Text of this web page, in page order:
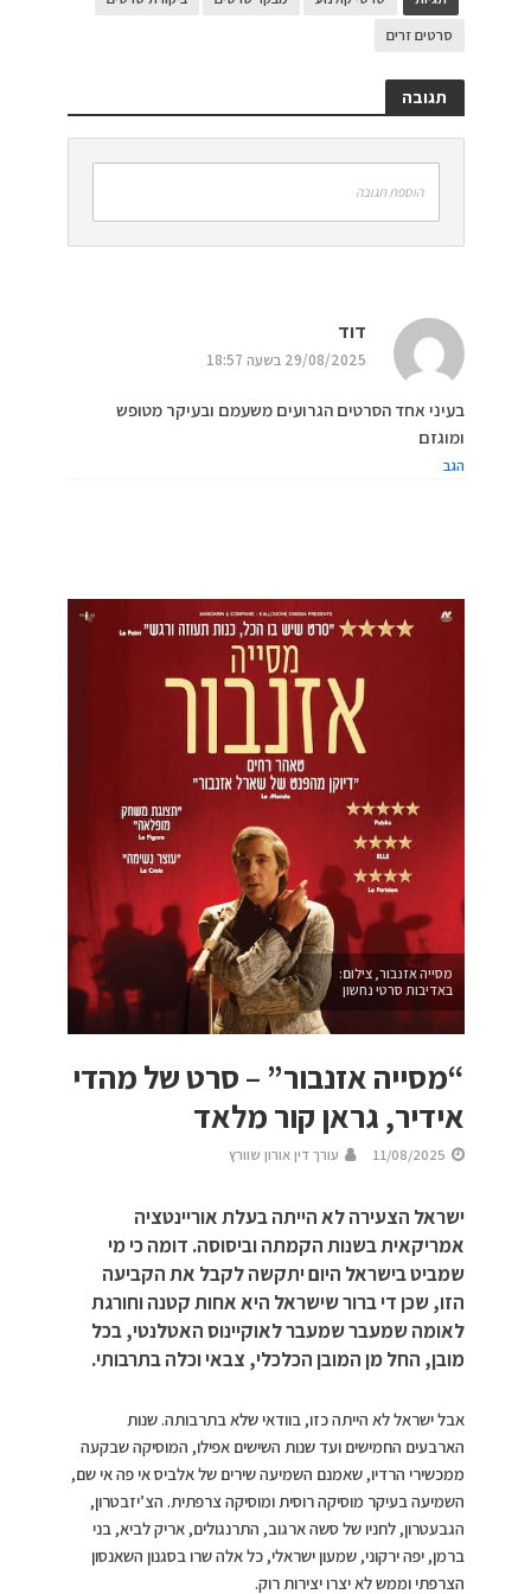
סרטים זרים
תגובה
הוספת תגובה
דוד
29/08/2025 בשעה 18:57
בעיני אחד הסרטים הגרועים משעמם ובעיקר מטופש
ומוגזם
הגב
מסייה אזנבור, צילום:
באדיבות סרטי נחשון
“מסייה אזנבור” – סרט של מהדי
אידיר, גראן קור מלאד
11/08/2025 עורך דין אורון שוורץ
ישראל הצעירה לא הייתה בעלת אוריינטציה
אמריקאית בשנות הקמתה וביסוסה. דומה כי מי
שמביט בישראל היום יתקשה לקבל את הקביעה
הזו, שכן די ברור שישראל היא אחות קטנה וחורגת
לאומה שמעבר שמעבר לאוקיינוס האטלנטי, בכל
מובן, החל מן המובן הכלכלי, צבאי וכלה בתרבותי.
אבל ישראל לא הייתה כזו, בוודאי שלא בתרבותה. שנות
הארבעים החמישים ועד שנות השישים אפילו, המוסיקה שבקעה
ממכשירי הרדיו, שאמנם השמיעה שירים של אלביס אי פה אי שם,
השמיעה בעיקר מוסיקה רוסית ומוסיקה צרפתית. הצ’יזבטרון,
הגבעטרון, לחניו של סשה ארגוב, התרנגולים, אריק לביא, בני
ברמן, יפה ירקוני, שמעון ישראלי, כל אלה שרו בסגנון השאנסון
הצרפתי וממש לא יצרו יצירות רוק.